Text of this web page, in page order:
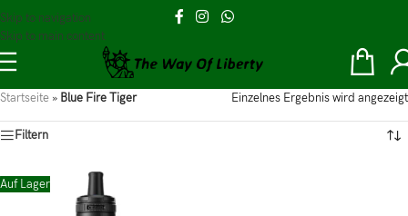
Skip to navigation
Skip to main content
Startseite » Blue Fire Tiger Einzelnes Ergebnis wird angezeigt
Filtern
Auf Lager